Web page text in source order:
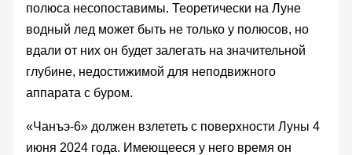
полюса несопоставимы. Теоретически на Луне
водный лед может быть не только у полюсов, но
вдали от них он будет залегать на значительной
глубине, недостижимой для неподвижного
аппарата с буром.
«Чанъэ-6» должен взлететь с поверхности Луны 4
июня 2024 года. Имеющееся у него время он